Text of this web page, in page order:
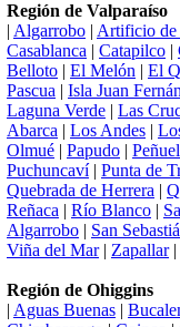
Región de Valparaíso
| Algarrobo | Artificio de
Casablanca | Catapilco |
Belloto | El Melón | El
Pascua | Isla Juan
Laguna Verde | Las
Abarca | Los Andes |
Olmué | Papudo |
Puchuncaví| Punta de
Quebrada de Herrera |
Reñaca | Río Blanco |
Algarrobo | San
Viña del Mar| Zapallar|
Región de Ohiggins
| Aguas Buenas |